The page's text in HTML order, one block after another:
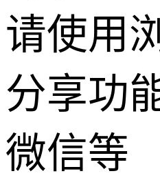
请使用
分享功
微信等